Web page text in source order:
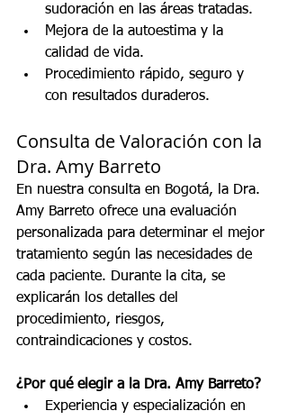
sudoración en las áreas tratadas.
Mejora de la autoestima y la
calidad de vida.
Procedimiento rápido, seguro y
con resultados duraderos.
Consulta de Valoración con la
Dra. Amy Barreto
En nuestra consulta en Bogotá, la Dra.
Amy Barreto ofrece una evaluación
personalizada para determinar el mejor
tratamiento según las necesidades de
cada paciente. Durante la cita, se
explicarán los detalles del
procedimiento, riesgos,
contraindicaciones y costos.
¿Por qué elegir a la Dra. Amy Barreto?
Experiencia y especialización en